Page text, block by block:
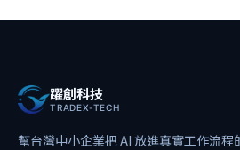
躍創科技
TRADEX-TECH
幫台灣中小企業把 AI 放進真實工作流程